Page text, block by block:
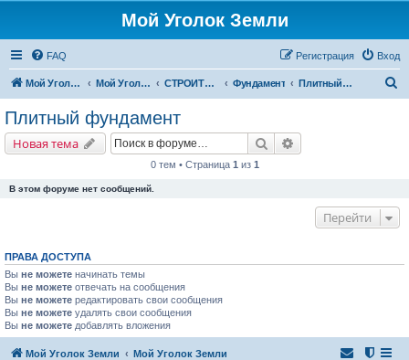
Мой Уголок Земли
FAQ Вход
Регистрация
Мой Уголок Земли Мой Уголок Земли СТРОИТЕЛЬСТВО ДОМА Фундамент Плитный фундамент
Плитный фундамент
Новая тема Поиск
0 тем • Страница 1 из 1
В этом форуме нет сообщений.
Перейти
ПРАВА ДОСТУПА
Вы не можете начинать темы
Вы не можете отвечать на сообщения
Вы не можете редактировать свои сообщения
Вы не можете удалять свои сообщения
Вы не можете добавлять вложения
Мой Уголок Земли Мой Уголок Земли